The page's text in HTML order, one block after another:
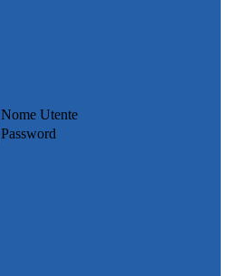
Nome Utente
Password